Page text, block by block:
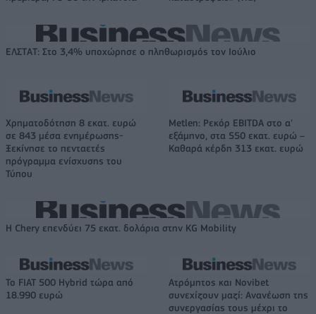
ΕΛΣΤΑΤ: Στο 3,4% υποχώρησε ο πληθωρισμός τον Ιούλιο
Χρηματοδότηση 8 εκατ. ευρώ
σε 843 μέσα ενημέρωσης-
Ξεκίνησε το πενταετές
πρόγραμμα ενίσχυσης του
Τύπου
Metlen: Ρεκόρ EBITDA στο α'
εξάμηνο, στα 550 εκατ. ευρώ –
Καθαρά κέρδη 313 εκατ. ευρώ
Η Chery επενδύει 75 εκατ. δολάρια στην KG Mobility
Το FIAT 500 Hybrid τώρα από
18.990 ευρώ
Ατρόμητος και Novibet
συνεχίζουν μαζί: Ανανέωση της
συνεργασίας τους μέχρι το